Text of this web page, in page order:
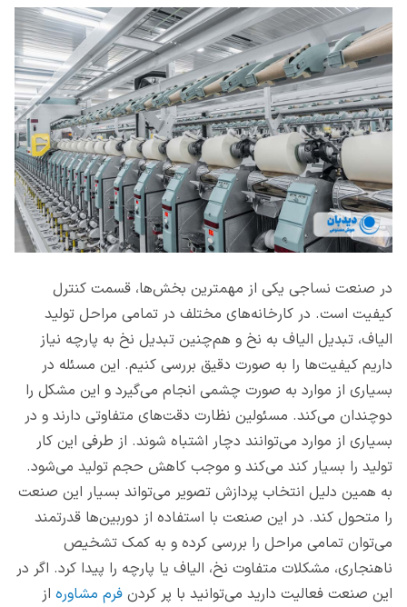
در صنعت نساجی یکی از مهمترین بخش‌ها، قسمت کنترل
کیفیت است. در کارخانه‌های مختلف در تمامی مراحل تولید
الیاف، تبدیل الیاف به نخ و هم‌چنین تبدیل نخ به پارچه نیاز
داریم کیفیت‌ها را به صورت دقیق بررسی کنیم. این مسئله در
بسیاری از موارد به صورت چشمی انجام می‌گیرد و این مشکل را
دوچندان می‌کند. مسئولین نظارت دقت‌های متفاوتی دارند و در
بسیاری از موارد می‌توانند دچار اشتباه شوند. از طرفی این کار
تولید را بسیار کند می‌کند و موجب کاهش حجم تولید می‌شود.
به همین دلیل انتخاب پردازش تصویر می‌تواند بسیار این صنعت
را متحول کند. در این صنعت با استفاده از دوربین‌ها قدرتمند
می‌توان تمامی مراحل را بررسی کرده و به کمک تشخیص
ناهنجاری، مشکلات متفاوت نخ، الیاف یا پارچه را پیدا کرد. اگر در
این صنعت فعالیت دارید می‌توانید با پر کردن فرم مشاوره از